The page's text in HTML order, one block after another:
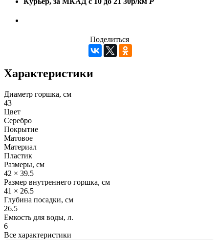
Поделиться
Характеристики
Диаметр горшка, см
43
Цвет
Серебро
Покрытие
Матовое
Материал
Пластик
Размеры, см
42 × 39.5
Размер внутреннего горшка, см
41 × 26.5
Глубина посадки, см
26.5
Емкость для воды, л.
6
Все характеристики